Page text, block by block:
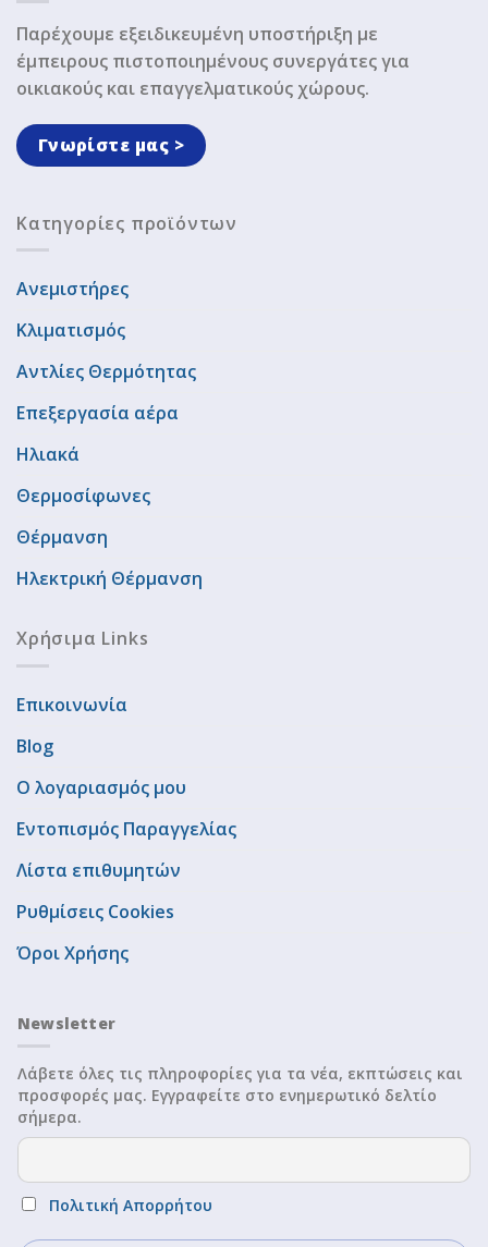
Παρέχουμε εξειδικευμένη υποστήριξη με
έμπειρους πιστοποιημένους συνεργάτες για
οικιακούς και επαγγελματικούς χώρους.
Γνωρίστε μας >
Κατηγορίες προϊόντων
Ανεμιστήρες
Κλιματισμός
Αντλίες Θερμότητας
Επεξεργασία αέρα
Ηλιακά
Θερμοσίφωνες
Θέρμανση
Ηλεκτρική Θέρμανση
Χρήσιμα Links
Επικοινωνία
Blog
Ο λογαριασμός μου
Εντοπισμός Παραγγελίας
Λίστα επιθυμητών
Ρυθμίσεις Cookies
Όροι Χρήσης
Newsletter
Λάβετε όλες τις πληροφορίες για τα νέα, εκπτώσεις και
προσφορές μας. Εγγραφείτε στο ενημερωτικό δελτίο
σήμερα.
Πολιτική Απορρήτου